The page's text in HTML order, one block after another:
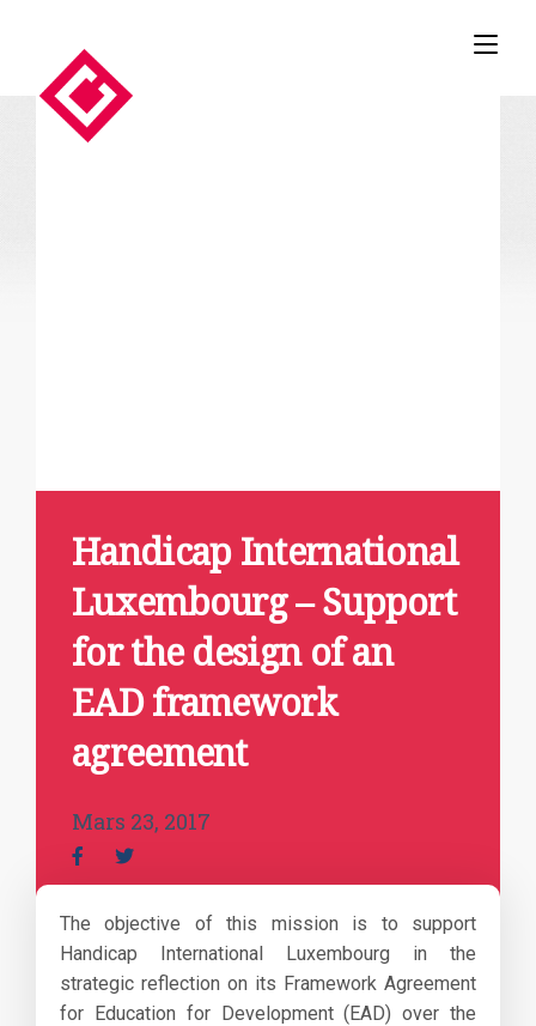
Handicap International
Luxembourg – Support
for the design of an
EAD framework
agreement
Mars 23, 2017
The objective of this mission is to support
Handicap International Luxembourg in the
strategic reflection on its Framework Agreement
for Education for Development (EAD) over the